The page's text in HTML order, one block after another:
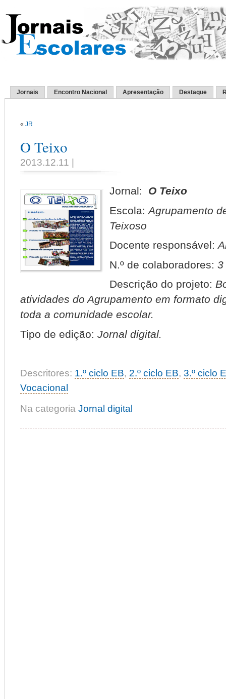
Jornais Encontro Nacional Apresentação Destaque
« JR
O Teixo
2013.12.11 |
Jornal: O Teixo
Escola:Agrupamento
Teixoso
Docente responsável:
N.º de colaboradores:3
Descrição do projeto:
atividades do Agrupamento em formato
toda a comunidade escolar.
Tipo de edição: Jornal digital.
Descritores: 1.º ciclo EB, 2.º ciclo EB, 3.º ciclo
Vocacional
Na categoria Jornal digital